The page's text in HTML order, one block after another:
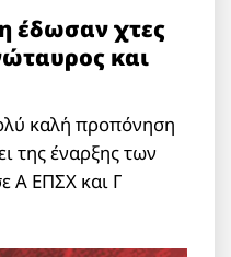
έδωσαν χτες
και
καλή προπόνηση
της έναρξης των
Α ΕΠΣΧ και Γ